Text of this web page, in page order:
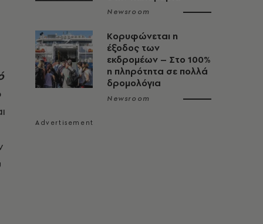
Newsroom
Κορυφώνεται η
έξοδος των
εκδρομέων – Στο 100%
η πληρότητα σε πολλά
δρομολόγια
Newsroom